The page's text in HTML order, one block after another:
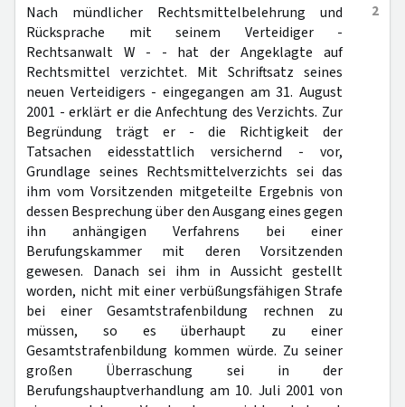
2
Nach mündlicher Rechtsmittelbelehrung und
Rücksprache mit seinem Verteidiger -
Rechtsanwalt W - - hat der Angeklagte auf
Rechtsmittel verzichtet. Mit Schriftsatz seines
neuen Verteidigers - eingegangen am 31. August
2001 - erklärt er die Anfechtung des Verzichts. Zur
Begründung trägt er - die Richtigkeit der
Tatsachen eidesstattlich versichernd - vor,
Grundlage seines Rechtsmittelverzichts sei das
ihm vom Vorsitzenden mitgeteilte Ergebnis von
dessen Besprechung über den Ausgang eines gegen
ihn anhängigen Verfahrens bei einer
Berufungskammer mit deren Vorsitzenden
gewesen. Danach sei ihm in Aussicht gestellt
worden, nicht mit einer verbüßungsfähigen Strafe
bei einer Gesamtstrafenbildung rechnen zu
müssen, so es überhaupt zu einer
Gesamtstrafenbildung kommen würde. Zu seiner
großen Überraschung sei in der
Berufungshauptverhandlung am 10. Juli 2001 von